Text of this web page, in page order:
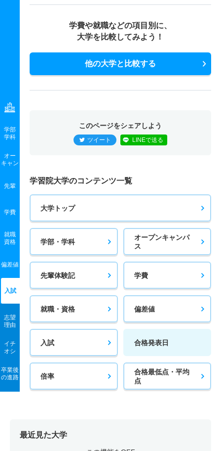
学部
学科
オー
キャン
先輩
学費
就職
資格
偏差値
入試
志望
理由
イチ
オシ
卒業後
の進路
学費や就職などの項目別に、
大学を比較してみよう！
他の大学と比較する
このページをシェアしよう
ツイート LINEで送る
学習院大学のコンテンツ一覧
大学トップ
学部・学科
オープンキャンパ
ス
先輩体験記 学費
就職・資格 偏差値
入試 合格発表日
倍率
合格最低点・平均
点
最近見た大学